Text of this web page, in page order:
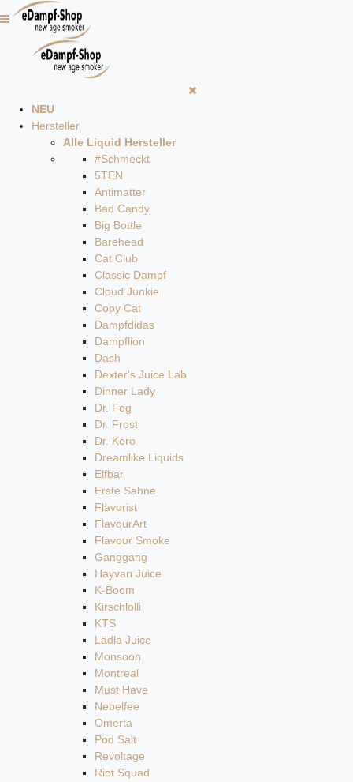
NEU
Hersteller
Alle Liquid Hersteller
#Schmeckt
5TEN
Antimatter
Bad Candy
Big Bottle
Barehead
Cat Club
Classic Dampf
Cloud Junkie
Copy Cat
Dampfdidas
Dampflion
Dash
Dexter's Juice Lab
Dinner Lady
Dr. Fog
Dr. Frost
Dr. Kero
Dreamlike Liquids
Elfbar
Erste Sahne
Flavorist
FlavourArt
Flavour Smoke
Ganggang
Hayvan Juice
K-Boom
Kirschlolli
KTS
Lädla Juice
Monsoon
Montreal
Must Have
Nebelfee
Omerta
Pod Salt
Revoltage
Riot Squad